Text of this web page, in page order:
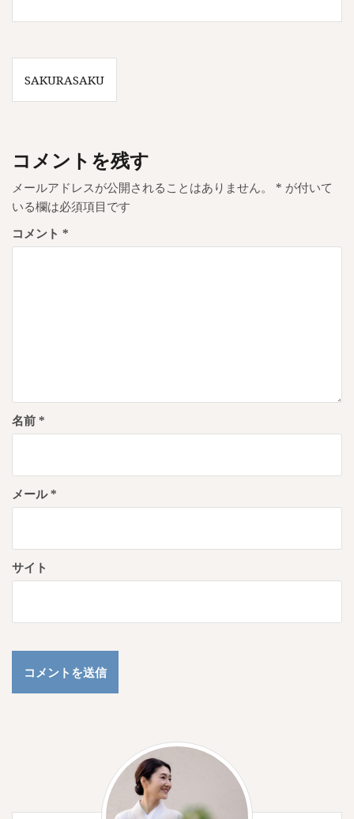
投
稿
ビ
ゲ
ー
シ
ョ
SAKURASAKU
コメントを残す
メールアドレスが公開されることはありません。 * が付いて
いる欄は必須項目です
コメント *
名前 *
メール*
サイト